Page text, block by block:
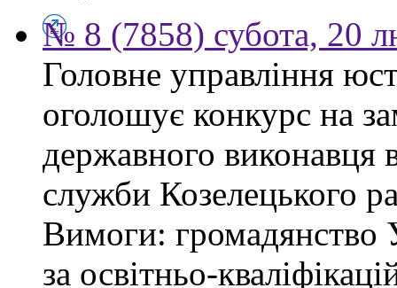
№ 8 (7858) субота, 20
Головне управління
оголошує конкурс на
державного виконавця
служби Козелецького
Вимоги: громадянство
за освітньо-